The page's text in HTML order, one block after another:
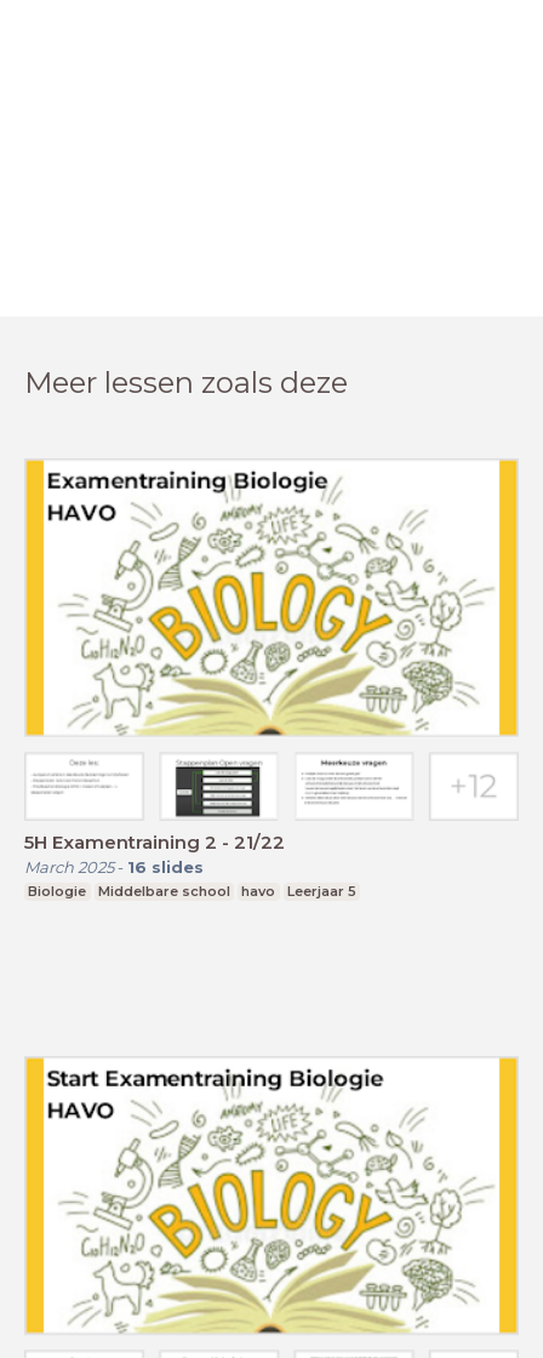
Meer lessen zoals deze
5H Examentraining 2 - 21/22
March 2025- 16 slides
Biologie Middelbare school havo Leerjaar 5